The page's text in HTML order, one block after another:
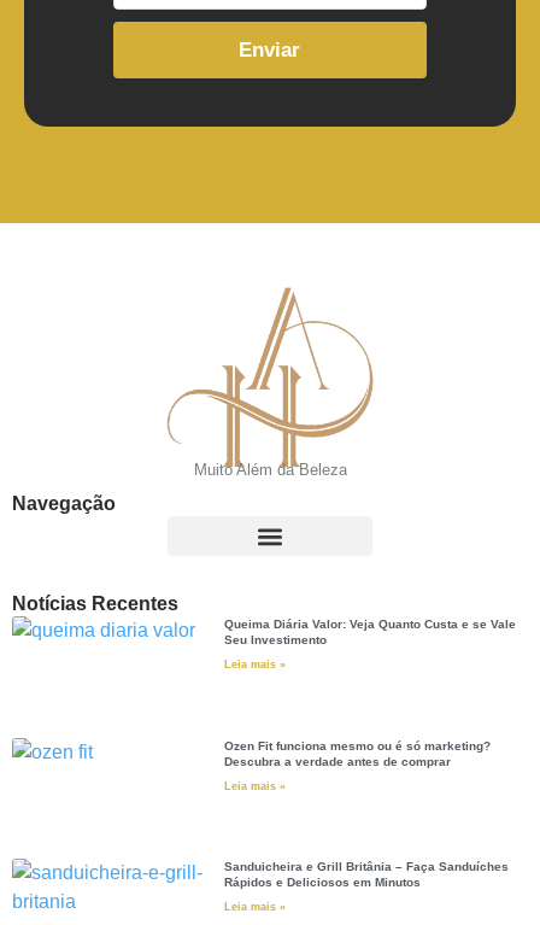
Enviar
Muito Além da Beleza
Navegação
Notícias Recentes
Queima Diária Valor: Veja Quanto Custa e se Vale
Seu Investimento
Leia mais »
Ozen Fit funciona mesmo ou é só marketing?
Descubra a verdade antes de comprar
Leia mais »
Sanduicheira e Grill Britânia – Faça Sanduíches
Rápidos e Deliciosos em Minutos
Leia mais »